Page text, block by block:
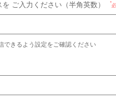
ご入力ください（半角英数）
できるよう設定をご確認ください